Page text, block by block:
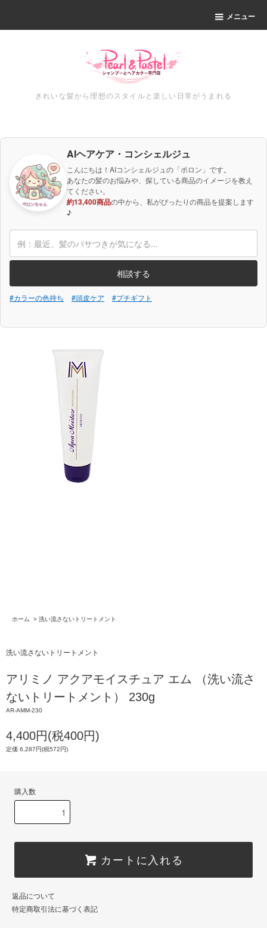
メニュー
きれいな髪から理想のスタイルと楽しい日常がうまれる
AIヘアケア・コンシェルジュ
こんにちは！AIコンシェルジュの「ポロン」です。
あなたの髪のお悩みや、探している商品のイメージを教え
てください。
約13,400商品の中から、私がぴったりの商品を提案します
♪
相談する
#カラーの色持ち #頭皮ケア #プチギフト
ホーム > 洗い流さないトリートメント
洗い流さないトリートメント
アリミノ アクアモイスチュア エム （洗い流さ
ないトリートメント） 230g
AR-AMM-230
4,400円(税400円)
定価 6,287円(税572円)
購入数
カートに入れる
返品について
特定商取引法に基づく表記